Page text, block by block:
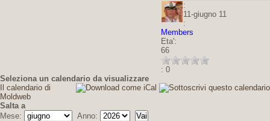
:
11-giugno 11
:
Members
Eta':
66
: 0
Seleziona un calendario da visualizzare
Il calendario di
Moldweb
Salta a
Mese:
Anno: